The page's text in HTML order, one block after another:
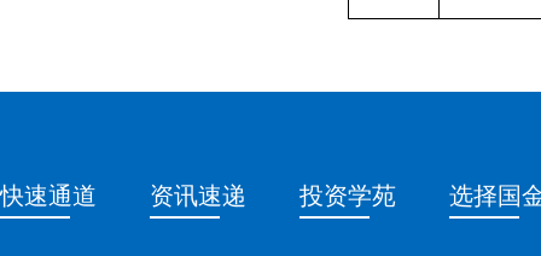
快速通道 资讯速递 投资学苑 选择国